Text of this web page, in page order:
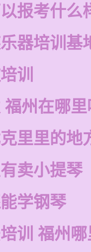
报考什么
器培训基
训
福州在哪
里里的地
卖小提琴
学钢琴
训 福州